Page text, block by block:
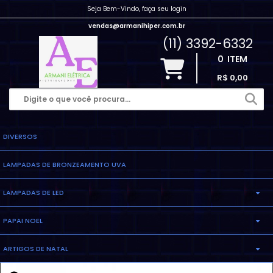
Seja Bem-Vindo, faça seu login
vendas@armanihiper.com.br
(11) 3392-6332
0 ITEM
R$ 0,00
DIVERSOS
LAMPADAS DE BRONZEAMENTO UVA
LAMPADAS DE LED
LAMPADA ELETRONICA
LAMPADA MILHO
PAPAI NOEL
INFLAVEL
ARTIGOS DE NATAL